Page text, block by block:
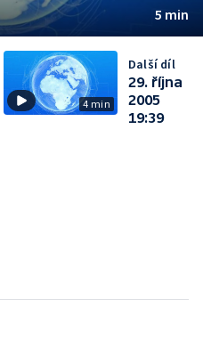
5 min
4 min
Další díl
29. října
2005
19:39